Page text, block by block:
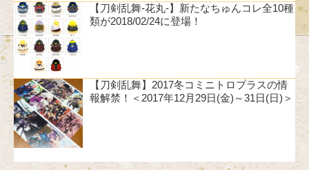
【刀剣乱舞-花丸-】新たなちゅんコレ全10種
類が2018/02/24に登場！
【刀剣乱舞】2017冬コミニトロプラスの情
報解禁！＜2017年12月29日(金)～31日(日)＞